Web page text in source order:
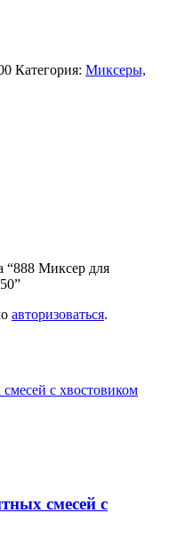
Категория: Миксеры,
“888 Миксер для
авторизоваться.
смесей с